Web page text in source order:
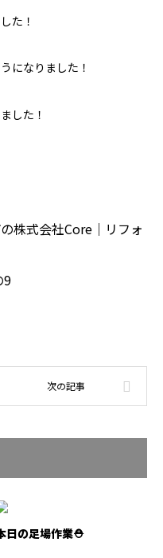
た！
になりました！
した！
株式会社Core｜リフォ
9
日の足場作業⛑️